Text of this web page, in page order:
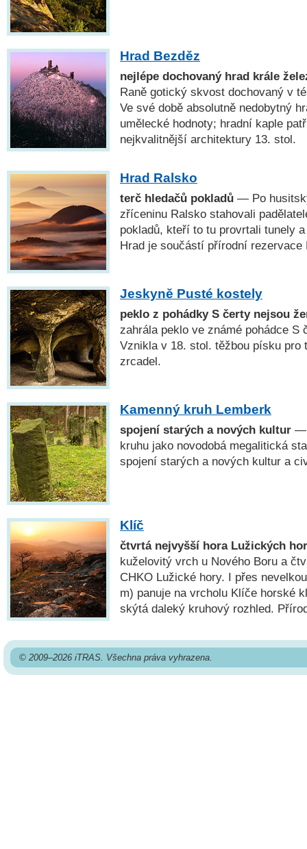
Hrad Bezděz
nejlépe dochovaný hrad krále
Raně gotický skvost dochovaný v
Ve své době absolutně nedobytný
umělecké hodnoty; hradní kaple
nejkvalitnější architektury 13. stol.
Hrad Ralsko
terč hledačů pokladů — Po
zříceninu Ralsko stahovali
pokladů, kteří to tu provrtali tunely
Hrad je součástí přírodní rezervace
Jeskyně Pusté kostely
peklo z pohádky S čerty nejsou
zahrála peklo ve známé pohádce S
Vznikla v 18. stol. těžbou písku pro
zrcadel.
Kamenný kruh Lemberk
spojení starých a nových kultur —
kruhu jako novodobá megalitická
spojení starých a nových kultur a
Klíč
čtvrtá nejvyšší hora Lužických hor
kuželovitý vrch u Nového Boru a
CHKO Lužické hory. I přes
m) panuje na vrcholu Klíče horské
skýtá daleký kruhový rozhled.
© 2009–2026 iTRAS. Všechna práva vyhrazena.